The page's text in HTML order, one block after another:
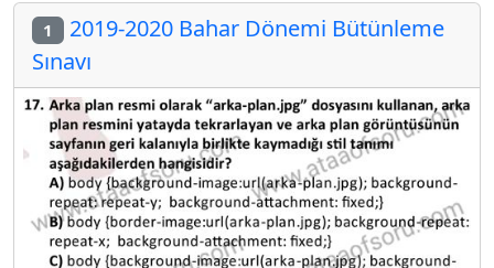
1 2019-2020 Bahar Dönemi Bütünleme
Sınavı